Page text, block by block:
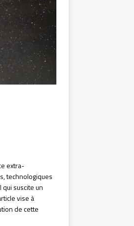
extra-
technologiques
suscite un
vise à
de cette